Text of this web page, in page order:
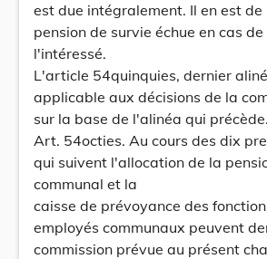
est due intégralement. Il en est de
pension de survie échue en cas
l'intéressé.
L'article 54quinquies, dernier
applicable aux décisions de la
sur la base de l'alinéa qui précède.
Art. 54octies. Au cours des dix
qui suivent l'allocation de la
communal et la
caisse de prévoyance des
employés communaux peuvent
commission prévue au présent